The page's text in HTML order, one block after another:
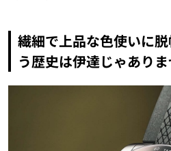
繊細で上品な色使いに
う歴史は伊達じゃありま